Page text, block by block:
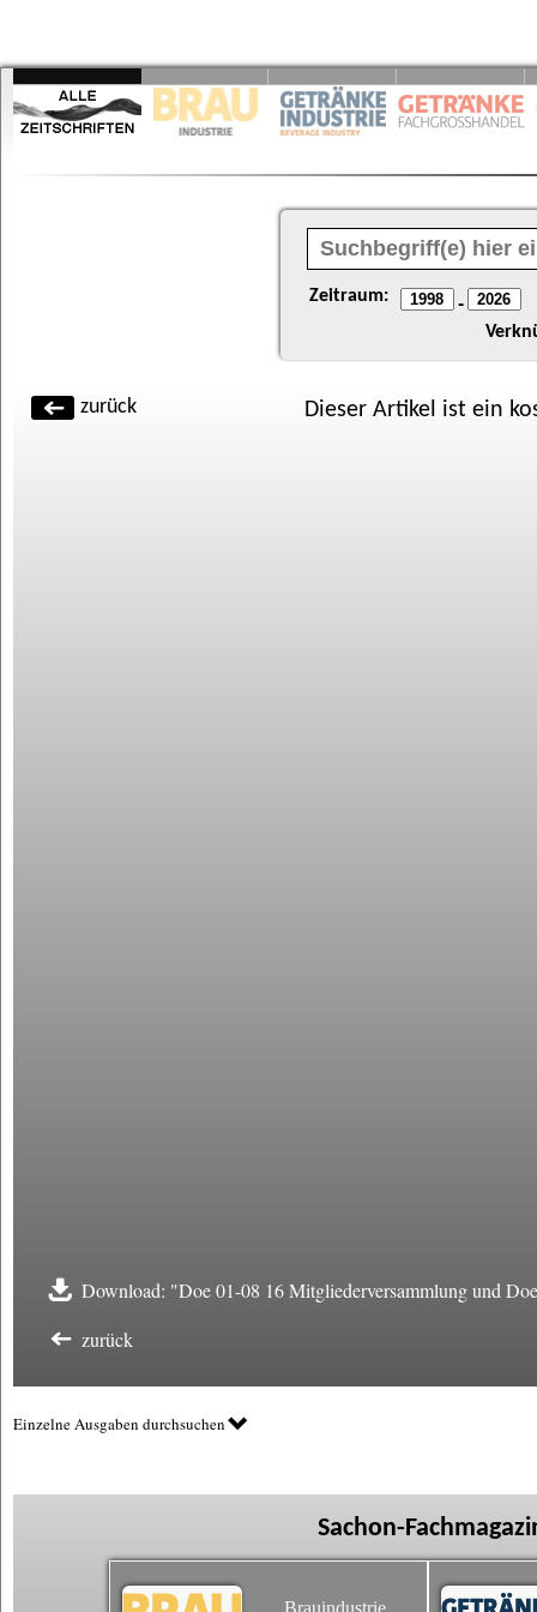
Zeitraum: -
zurück Dieser Artikel ist ein
Download: "Doe 01-08 16 Mitgliederversammlung und
zurück
Einzelne Ausgaben durchsuchen
Sachon-
Brauindustrie